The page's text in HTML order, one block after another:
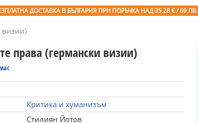
ДОСТАВКА В БЪЛГАРИЯ ПРИ ПОРЪЧКА НАД 35.28 € / 69 ЛВ.
визии)
права (германски визии)
Критика и хуманизъм
Стилиян Йотов